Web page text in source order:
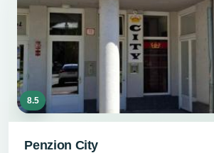
8.5
Penzion City